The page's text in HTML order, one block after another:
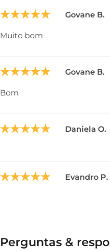
Govane B.
Muito bom
Govane B.
Bom
Daniela O.
Evandro P.
Perguntas &